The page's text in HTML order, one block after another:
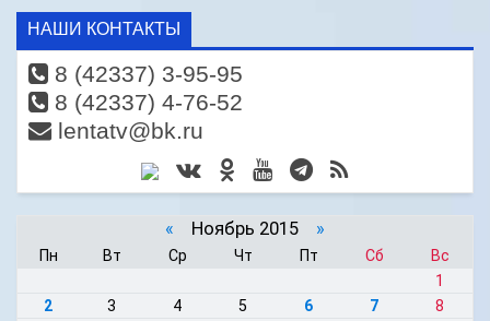
НАШИ КОНТАКТЫ
8 (42337) 3-95-95
8 (42337) 4-76-52
lentatv@bk.ru
« Ноябрь 2015 »
Пн Вт Ср Чт Пт Сб
Вс
1
2
3 4 5 6 7
8